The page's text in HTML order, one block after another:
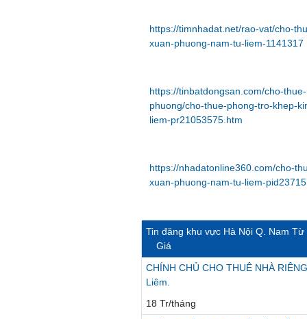
https://timnhadat.net/rao-vat/cho-
xuan-phuong-nam-tu-liem-1141317
https://tinbatdongsan.com/cho-
phuong/cho-thue-phong-tro-khep-
liem-pr21053575.htm
https://nhadatonline360.com/cho-
xuan-phuong-nam-tu-liem-
Tin đăng khu vực Hà Nội Q. Nam Từ
Giá
CHÍNH CHỦ CHO THUÊ NHÀ
Liêm.
18 Tr/tháng